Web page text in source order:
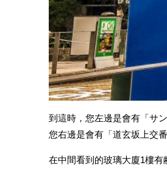
到這時，您左邊是會有「サ
您右邊是會有「道玄坂上交
在中間看到的玻璃大廈1樓有